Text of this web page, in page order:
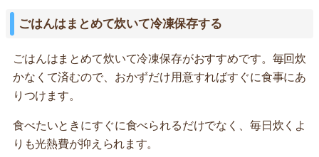
ごはんはまとめて炊いて冷凍保存する
ごはんはまとめて炊いて冷凍保存がおすすめです。毎回炊
かなくて済むので、おかずだけ用意すればすぐに食事にあ
りつけます。
食べたいときにすぐに食べられるだけでなく、毎日炊くよ
りも光熱費が抑えられます。